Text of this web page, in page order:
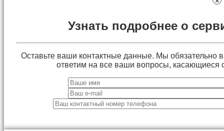
Узнать подробнее о
Оставьте ваши контактные данные. Мы обязательно
ответим на все ваши вопросы, касающиеся